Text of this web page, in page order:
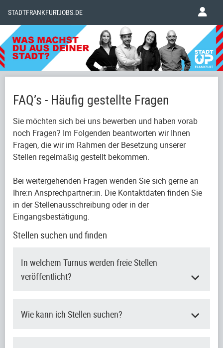
STADTFRANKFURTJOBS.DE
FAQ’s - Häufig gestellte Fragen
Sie möchten sich bei uns bewerben und haben vorab
noch Fragen? Im Folgenden beantworten wir Ihnen
Fragen, die wir im Rahmen der Besetzung unserer
Stellen regelmäßig gestellt bekommen.
Bei weitergehenden Fragen wenden Sie sich gerne an
Ihre:n Ansprechpartner:in. Die Kontaktdaten finden Sie
in der Stellenausschreibung oder in der
Eingangsbestätigung.
Stellen suchen und finden
In welchem Turnus werden freie Stellen
veröffentlicht?
Wie kann ich Stellen suchen?